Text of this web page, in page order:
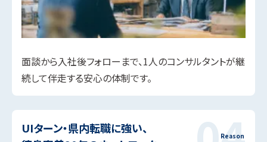
面談から入社後フォローまで、1人のコンサルタントが継
続して伴走する安心の体制です。
UIターン・県内転職に強い、